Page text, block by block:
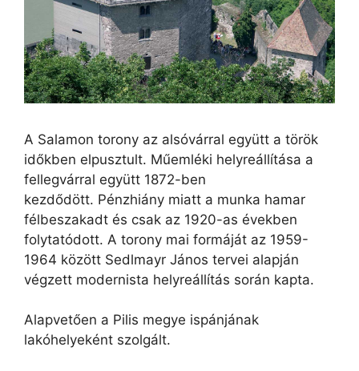
A Salamon torony az alsóvárral együtt a török
időkben elpusztult. Műemléki helyreállítása a
fellegvárral együtt 1872-ben
kezdődött. Pénzhiány miatt a munka hamar
félbeszakadt és csak az 1920-as években
folytatódott. A torony mai formáját az 1959-
1964 között Sedlmayr János tervei alapján
végzett modernista helyreállítás során kapta.
Alapvetően a Pilis megye ispánjának
lakóhelyeként szolgált.